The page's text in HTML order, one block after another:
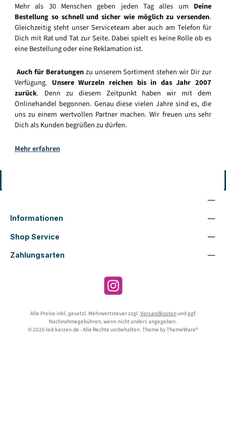
Mehr als 30 Menschen geben jeden Tag alles um Deine
Bestellung so schnell und sicher wie möglich zu versenden.
Gleichzeitig steht unser Serviceteam aber auch am Telefon für
Dich mit Rat und Tat zur Seite. Dabei spielt es keine Rolle ob es
eine Bestellung oder eine Reklamation ist.
Auch für Beratungenzu unserem Sortiment stehen wir Dir zur
Verfügung. Unsere Wurzeln reichen bis in das Jahr 2007
zurück. Denn zu diesem Zeitpunkt haben wir mit dem
Onlinehandel begonnen. Genau diese vielen Jahre sind es, die
uns zu einem wertvollen Partner machen. Wir freuen uns sehr
Dich als Kunden begrüßen zu dürfen.
Mehr erfahren
Informationen
Shop Service
Zahlungsarten
Instagram
Alle Preise inkl. gesetzl. Mehrwertsteuer zzgl. Versandkostenund ggf.
Nachnahmegebühren, wenn nicht anders angegeben.
© 2026 led-kerzen.de - Alle Rechte vorbehalten. Theme byThemeWare®